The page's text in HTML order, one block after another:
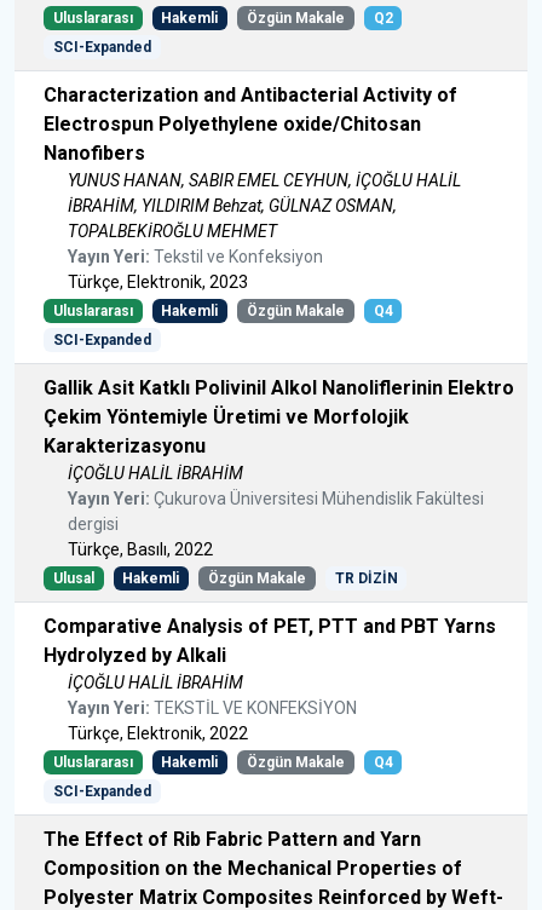
Uluslararası Hakemli Özgün Makale
Q2
SCI-Expanded
Characterization and Antibacterial Activity of
Electrospun Polyethylene oxide/Chitosan
Nanofibers
YUNUS HANAN, SABIR EMEL CEYHUN, İÇOĞLU HALİL
İBRAHİM, YILDIRIM Behzat, GÜLNAZ OSMAN,
TOPALBEKİROĞLU MEHMET
Yayın Yeri: Tekstil ve Konfeksiyon
Türkçe, Elektronik, 2023
Uluslararası Hakemli Özgün Makale
Q4
SCI-Expanded
Gallik Asit Katklı Polivinil Alkol Nanoliflerinin Elektro
Çekim Yöntemiyle Üretimi ve Morfolojik
Karakterizasyonu
İÇOĞLU HALİL İBRAHİM
Yayın Yeri: Çukurova Üniversitesi Mühendislik Fakültesi
dergisi
Türkçe, Basılı, 2022
Ulusal Hakemli Özgün Makale TR DİZİN
Comparative Analysis of PET, PTT and PBT Yarns
Hydrolyzed by Alkali
İÇOĞLU HALİL İBRAHİM
Yayın Yeri: TEKSTİL VE KONFEKSİYON
Türkçe, Elektronik, 2022
Uluslararası Hakemli Özgün Makale
Q4
SCI-Expanded
The Effect of Rib Fabric Pattern and Yarn
Composition on the Mechanical Properties of
Polyester Matrix Composites Reinforced by Weft-